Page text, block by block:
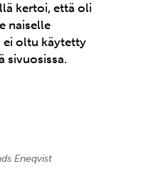
kertoi, että oli
naiselle
ei oltu käytetty
sivuosissa.
Eneqvist